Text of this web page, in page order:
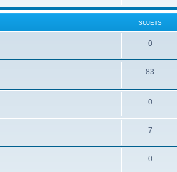
SUJETS
0
83
0
7
0